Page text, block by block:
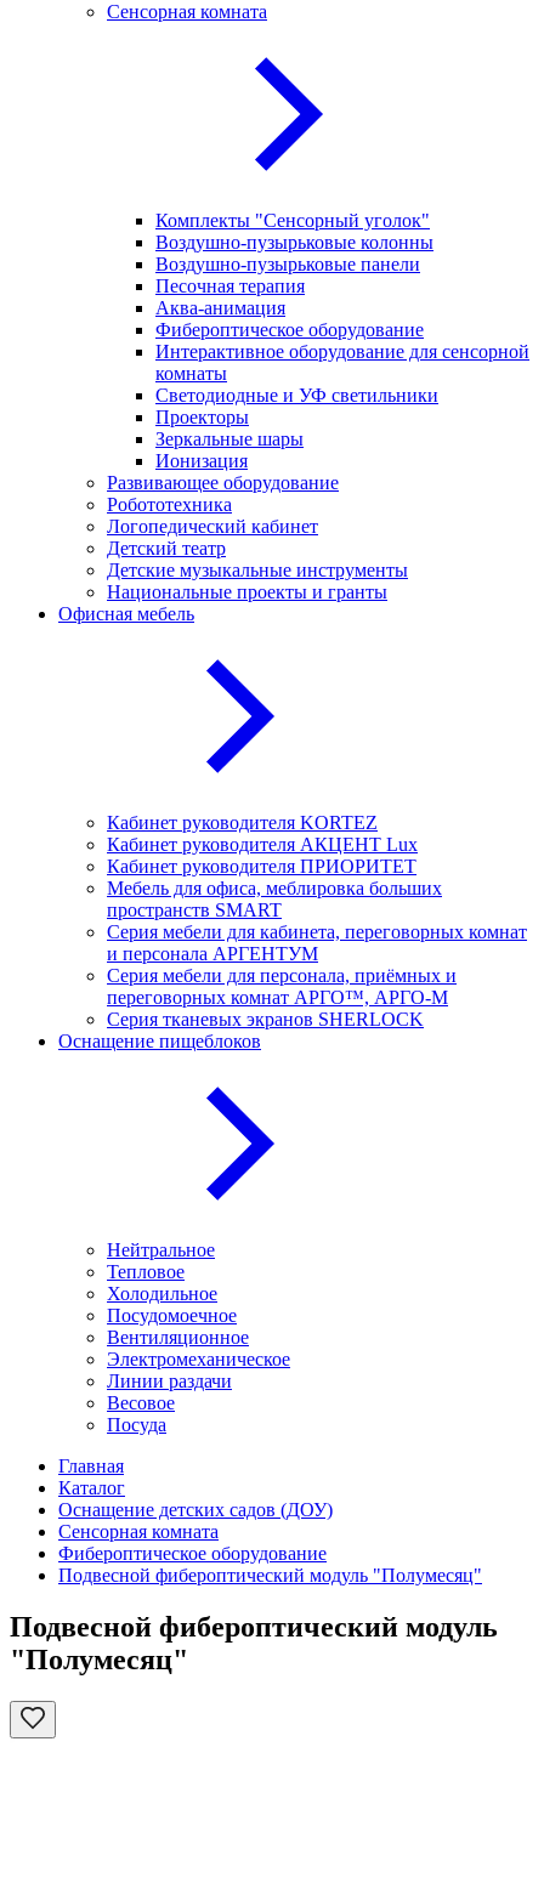
Сенсорная комната
Комплекты "Сенсорный уголок"
Воздушно-пузырьковые колонны
Воздушно-пузырьковые панели
Песочная терапия
Аква-анимация
Фибероптическое оборудование
Интерактивное оборудование для сенсорной
комнаты
Светодиодные и УФ светильники
Проекторы
Зеркальные шары
Ионизация
Развивающее оборудование
Робототехника
Логопедический кабинет
Детский театр
Детские музыкальные инструменты
Национальные проекты и гранты
Офисная мебель
Кабинет руководителя KORTEZ
Кабинет руководителя АКЦЕНТ Lux
Кабинет руководителя ПРИОРИТЕТ
Мебель для офиса, меблировка больших
пространств SMART
Серия мебели для кабинета, переговорных комнат
и персонала АРГЕНТУМ
Серия мебели для персонала, приёмных и
переговорных комнат АРГО™, АРГО-М
Серия тканевых экранов SHERLOCK
Оснащение пищеблоков
Нейтральное
Тепловое
Холодильное
Посудомоечное
Вентиляционное
Электромеханическое
Линии раздачи
Весовое
Посуда
Главная
Каталог
Оснащение детских садов (ДОУ)
Сенсорная комната
Фибероптическое оборудование
Подвесной фибероптический модуль "Полумесяц"
Подвесной фибероптический модуль
"Полумесяц"